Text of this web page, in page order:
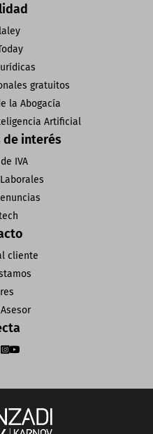
gratuitos
la Abogacía
Artificial
interés
IVA
cliente